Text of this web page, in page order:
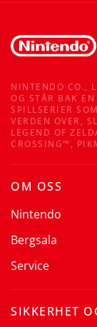
NINTENDO CO.,
OG STÅR BAK
SPILLSERIER
VERDEN OVER,
LEGEND OF
CROSSING™,
OM OSS
Nintendo
Bergsala
Service
SIKKERHET